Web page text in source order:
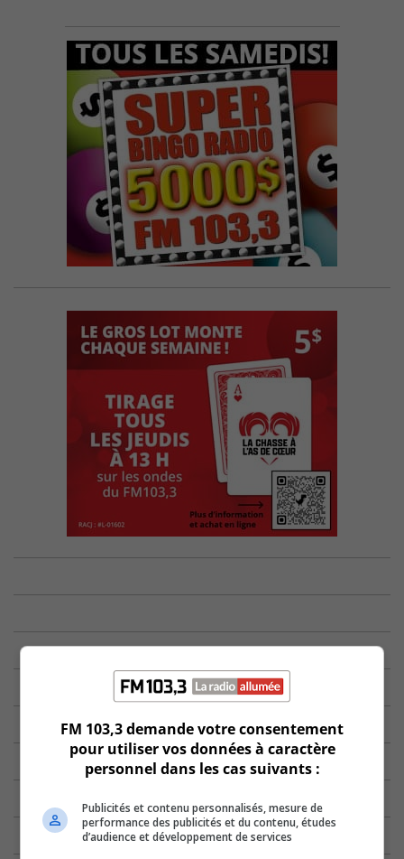
FM 103,3 demande votre consentement
pour utiliser vos données à caractère
personnel dans les cas suivants :
Publicités et contenu personnalisés, mesure de
performance des publicités et du contenu, études
d’audience et développement de services